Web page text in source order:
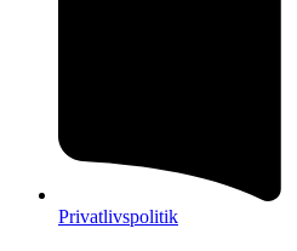
Privatlivspolitik